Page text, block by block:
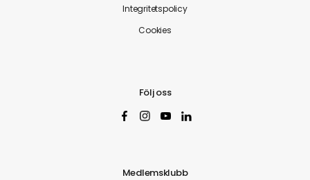
Integritetspolicy
Cookies
Följ oss
Medlemsklubb